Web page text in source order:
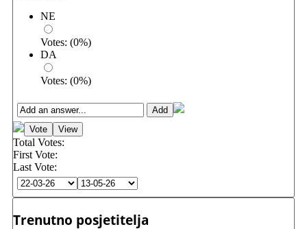
NE
Votes: (0%)
DA
Votes: (0%)
Total Votes:
First Vote:
Last Vote:
Trenutno posjetitelja